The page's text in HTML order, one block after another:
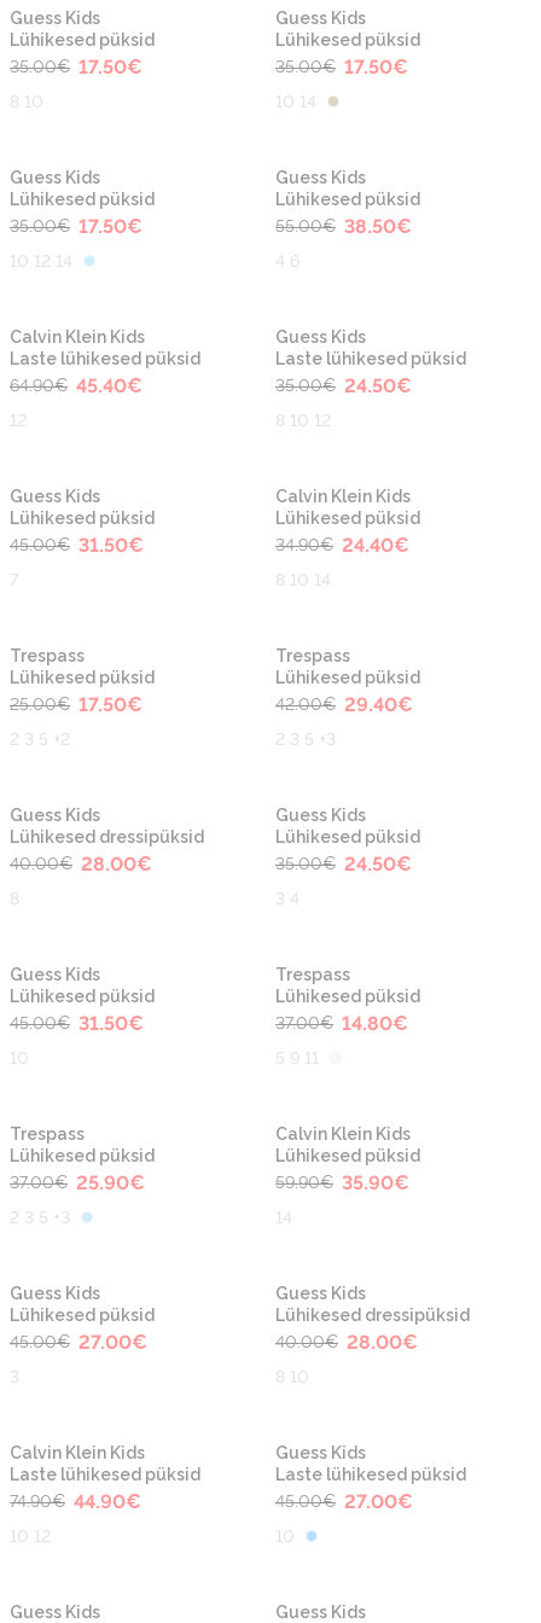
-50%
Guess Kids
Lühikesed püksid
35.00€ 17.50€
8 10
-50%
Guess Kids
Lühikesed püksid
35.00€ 17.50€
10 14
-50%
Guess Kids
Lühikesed püksid
35.00€ 17.50€
10 12 14
-30%
Guess Kids
Lühikesed püksid
55.00€ 38.50€
4 6
-30%
Calvin Klein Kids
Laste lühikesed püksid
64.90€ 45.40€
12
-30%
Guess Kids
Laste lühikesed püksid
35.00€ 24.50€
8 10 12
-30%
Guess Kids
Lühikesed püksid
45.00€ 31.50€
7
-30%
Calvin Klein Kids
Lühikesed püksid
34.90€ 24.40€
8 10 14
Trespass
Lühikesed püksid
25.00€ 17.50€
2 3 5 +2
Trespass
Lühikesed püksid
42.00€ 29.40€
2 3 5 +3
-30%
Guess Kids
Lühikesed dressipüksid
40.00€ 28.00€
8
-30%
Guess Kids
Lühikesed püksid
35.00€ 24.50€
3 4
-30%
Guess Kids
Lühikesed püksid
45.00€ 31.50€
10
Trespass
Lühikesed püksid
37.00€ 14.80€
5 9 11
Trespass
Lühikesed püksid
37.00€ 25.90€
2 3 5 +3
-40%
Calvin Klein Kids
Lühikesed püksid
59.90€ 35.90€
14
-40%
Guess Kids
Lühikesed püksid
45.00€ 27.00€
3
-30%
Guess Kids
Lühikesed dressipüksid
40.00€ 28.00€
8 10
-40%
Calvin Klein Kids
Laste lühikesed püksid
74.90€ 44.90€
10 12
-40%
Guess Kids
Laste lühikesed püksid
45.00€ 27.00€
10
-40%
Guess Kids
-50%
Guess Kids